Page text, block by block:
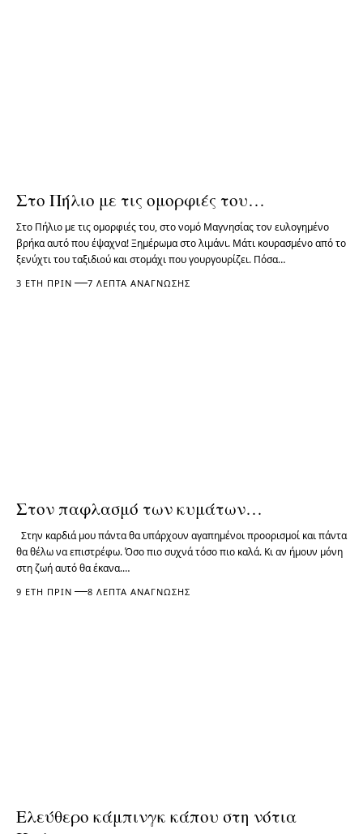
Στο Πήλιο με τις ομορφιές του…
Στο Πήλιο με τις ομορφιές του, στο νομό Μαγνησίας τον ευλογημένο
βρήκα αυτό που έψαχνα! Ξημέρωμα στο λιμάνι. Μάτι κουρασμένο από το
ξενύχτι του ταξιδιού και στομάχι που γουργουρίζει. Πόσα…
3 ΈΤΗ ΠΡΙΝ 7 ΛΕΠΤΆ ΑΝΆΓΝΩΣΗΣ
Στον παφλασμό των κυμάτων…
Στην καρδιά μου πάντα θα υπάρχουν αγαπημένοι προορισμοί και πάντα
θα θέλω να επιστρέφω. Όσο πιο συχνά τόσο πιο καλά. Κι αν ήμουν μόνη
στη ζωή αυτό θα έκανα.…
9 ΈΤΗ ΠΡΙΝ 8 ΛΕΠΤΆ ΑΝΆΓΝΩΣΗΣ
Ελεύθερο κάμπινγκ κάπου στη νότια